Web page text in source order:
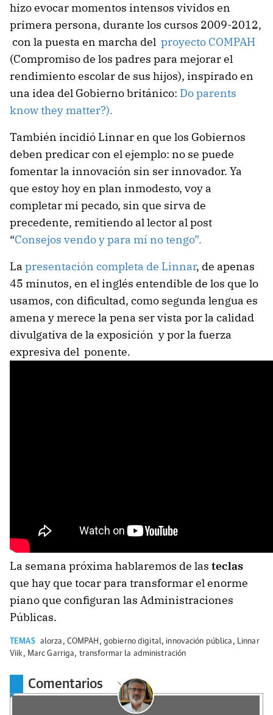
hizo evocar momentos intensos vividos en
primera persona, durante los cursos 2009-2012,
con la puesta en marcha del proyecto COMPAH
(Compromiso de los padres para mejorar el
rendimiento escolar de sus hijos), inspirado en
una idea del Gobierno británico: Do parents
know they matter?).
También incidió Linnar en que los Gobiernos
deben predicar con el ejemplo: no se puede
fomentar la innovación sin ser innovador. Ya
que estoy hoy en plan inmodesto, voy a
completar mi pecado, sin que sirva de
precedente, remitiendo al lector al post
“Consejos vendo y para mí no tengo”.
La presentación completa de Linnar, de apenas
45 minutos, en el inglés entendible de los que lo
usamos, con dificultad, como segunda lengua es
amena y merece la pena ser vista por la calidad
divulgativa de la exposición y por la fuerza
expresiva del ponente.
La semana próxima hablaremos de las teclas
que hay que tocar para transformar el enorme
piano que configuran las Administraciones
Públicas.
TEMAS alorza , COMPAH , gobierno digital, innovación pública , Linnar
Viik , Marc Garriga, transformar la administración
Comentarios